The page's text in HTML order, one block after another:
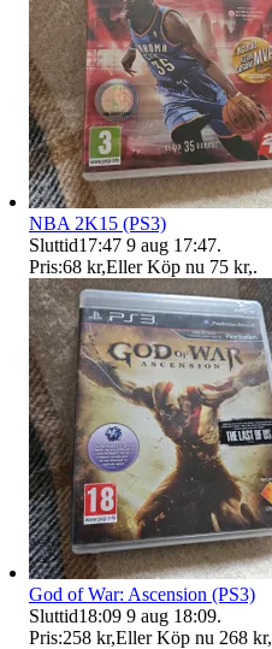
NBA 2K15 (PS3)
Sluttid17:47 9 aug 17:47.
Pris:68 kr,Eller Köp nu 75 kr,.
God of War: Ascension (PS3)
Sluttid18:09 9 aug 18:09.
Pris:258 kr,Eller Köp nu 268 kr,